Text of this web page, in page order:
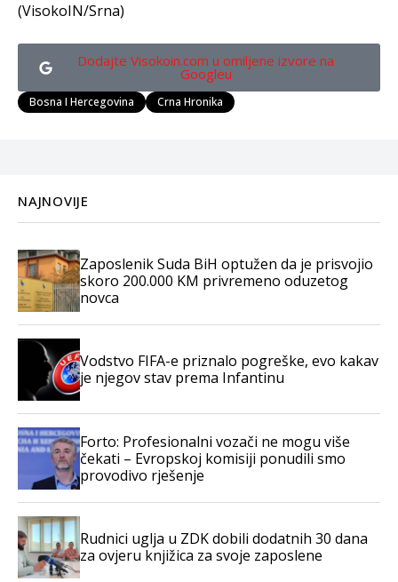
(VisokoIN/Srna)
Dodajte Visokoin.com u omiljene izvore na
Googleu
Bosna I Hercegovina Crna Hronika
NAJNOVIJE
Zaposlenik Suda BiH optužen da je prisvojio
skoro 200.000 KM privremeno oduzetog
novca
Vodstvo FIFA-e priznalo pogreške, evo kakav
je njegov stav prema Infantinu
Forto: Profesionalni vozači ne mogu više
čekati – Evropskoj komisiji ponudili smo
provodivo rješenje
Rudnici uglja u ZDK dobili dodatnih 30 dana
za ovjeru knjižica za svoje zaposlene